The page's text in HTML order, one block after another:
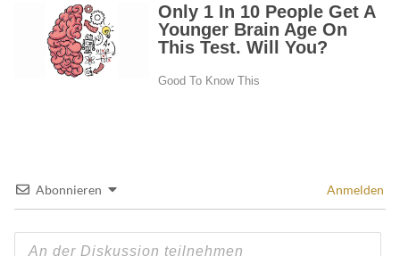
Abonnieren Anmelden